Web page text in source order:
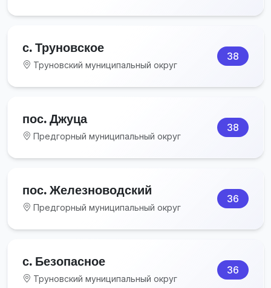
с. Труновское
Труновский муниципальный округ
38
пос. Джуца
Предгорный муниципальный округ
38
пос. Железноводский
Предгорный муниципальный округ
36
с. Безопасное
Труновский муниципальный округ
36